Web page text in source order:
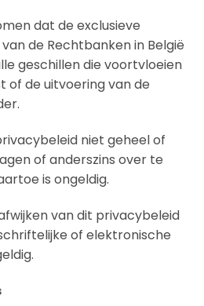
dat de exclusieve
de Rechtbanken in België
geschillen die voortvloeien
of de uitvoering van de
niet geheel of
of anderszins over te
is ongeldig.
van dit privacybeleid
of elektronische